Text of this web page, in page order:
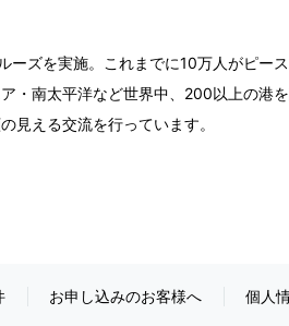
ズを実施。これまでに10万人がピー
・南太平洋など世界中、200以上の港
見える交流を行っています。
お申し込みのお客様へ 個人